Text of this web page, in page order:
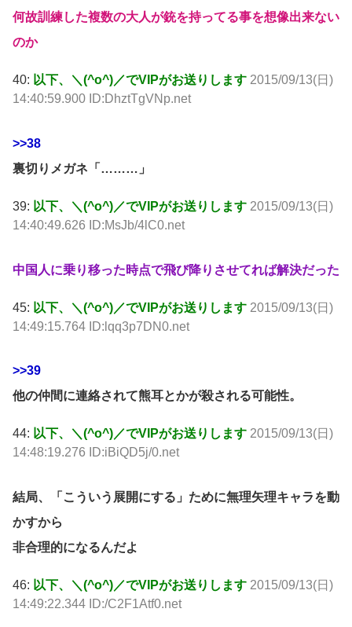
何故訓練した複数の大人が銃を持ってる事を想像出来ない
のか
40: 以下、＼(^o^)／でVIPがお送りします 2015/09/13(日)
14:40:59.900 ID:DhztTgVNp.net
>>38
裏切りメガネ「………」
39: 以下、＼(^o^)／でVIPがお送りします 2015/09/13(日)
14:40:49.626 ID:MsJb/4lC0.net
中国人に乗り移った時点で飛び降りさせてれば解決だった
45: 以下、＼(^o^)／でVIPがお送りします 2015/09/13(日)
14:49:15.764 ID:lqq3p7DN0.net
>>39
他の仲間に連絡されて熊耳とかが殺される可能性。
44: 以下、＼(^o^)／でVIPがお送りします 2015/09/13(日)
14:48:19.276 ID:iBiQD5j/0.net
結局、「こういう展開にする」ために無理矢理キャラを動
かすから
非合理的になるんだよ
46: 以下、＼(^o^)／でVIPがお送りします 2015/09/13(日)
14:49:22.344 ID:/C2F1Atf0.net